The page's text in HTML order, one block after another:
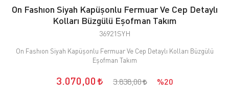
On Fashıon Siyah Kapüşonlu Fermuar Ve Cep Detaylı
Kolları Büzgülü Eşofman Takım
36921SYH
On Fashıon Siyah Kapüşonlu Fermuar Ve Cep Detaylı Kolları Büzgülü
Eşofman Takım
3.070,00 3.838,00 %20